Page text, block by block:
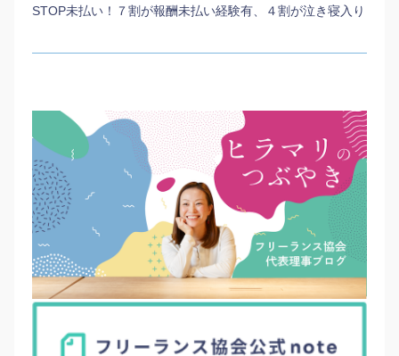
STOP未払い！７割が報酬未払い経験有、４割が泣き寝入り